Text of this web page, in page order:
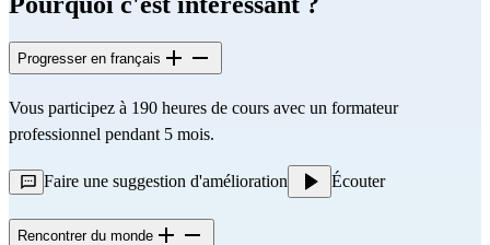
Progresser en français
Vous participez à 190 heures de cours avec un formateur
professionnel pendant 5 mois.
Faire une suggestion d'amélioration Écouter
Rencontrer du monde